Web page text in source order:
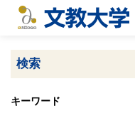
検索
キーワード